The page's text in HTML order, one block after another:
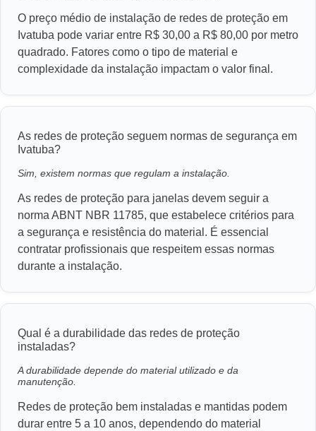
O preço médio de instalação de redes de proteção em
Ivatuba pode variar entre R$ 30,00 a R$ 80,00 por metro
quadrado. Fatores como o tipo de material e
complexidade da instalação impactam o valor final.
As redes de proteção seguem normas de segurança em
Ivatuba?
Sim, existem normas que regulam a instalação.
As redes de proteção para janelas devem seguir a
norma ABNT NBR 11785, que estabelece critérios para
a segurança e resistência do material. É essencial
contratar profissionais que respeitem essas normas
durante a instalação.
Qual é a durabilidade das redes de proteção
instaladas?
A durabilidade depende do material utilizado e da
manutenção.
Redes de proteção bem instaladas e mantidas podem
durar entre 5 a 10 anos, dependendo do material